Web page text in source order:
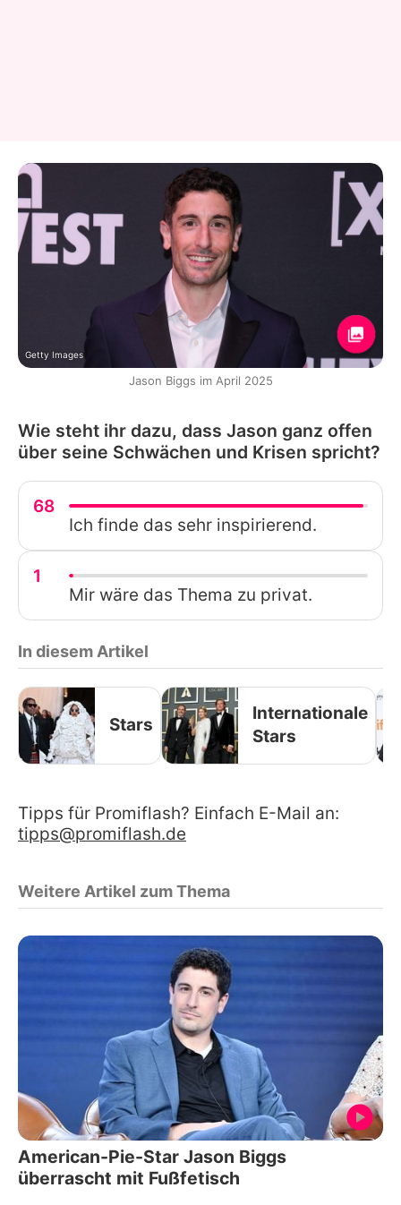
Getty Images
Jason Biggs im April 2025
Wie steht ihr dazu, dass Jason ganz offen
über seine Schwächen und Krisen spricht?
68
Ich finde das sehr inspirierend.
1
Mir wäre das Thema zu privat.
In diesem Artikel
Stars
Internationale
Stars
Tipps für Promiflash? Einfach E-Mail an:
tipps@promiflash.de
Weitere Artikel zum Thema
American-Pie-Star Jason Biggs
überrascht mit Fußfetisch